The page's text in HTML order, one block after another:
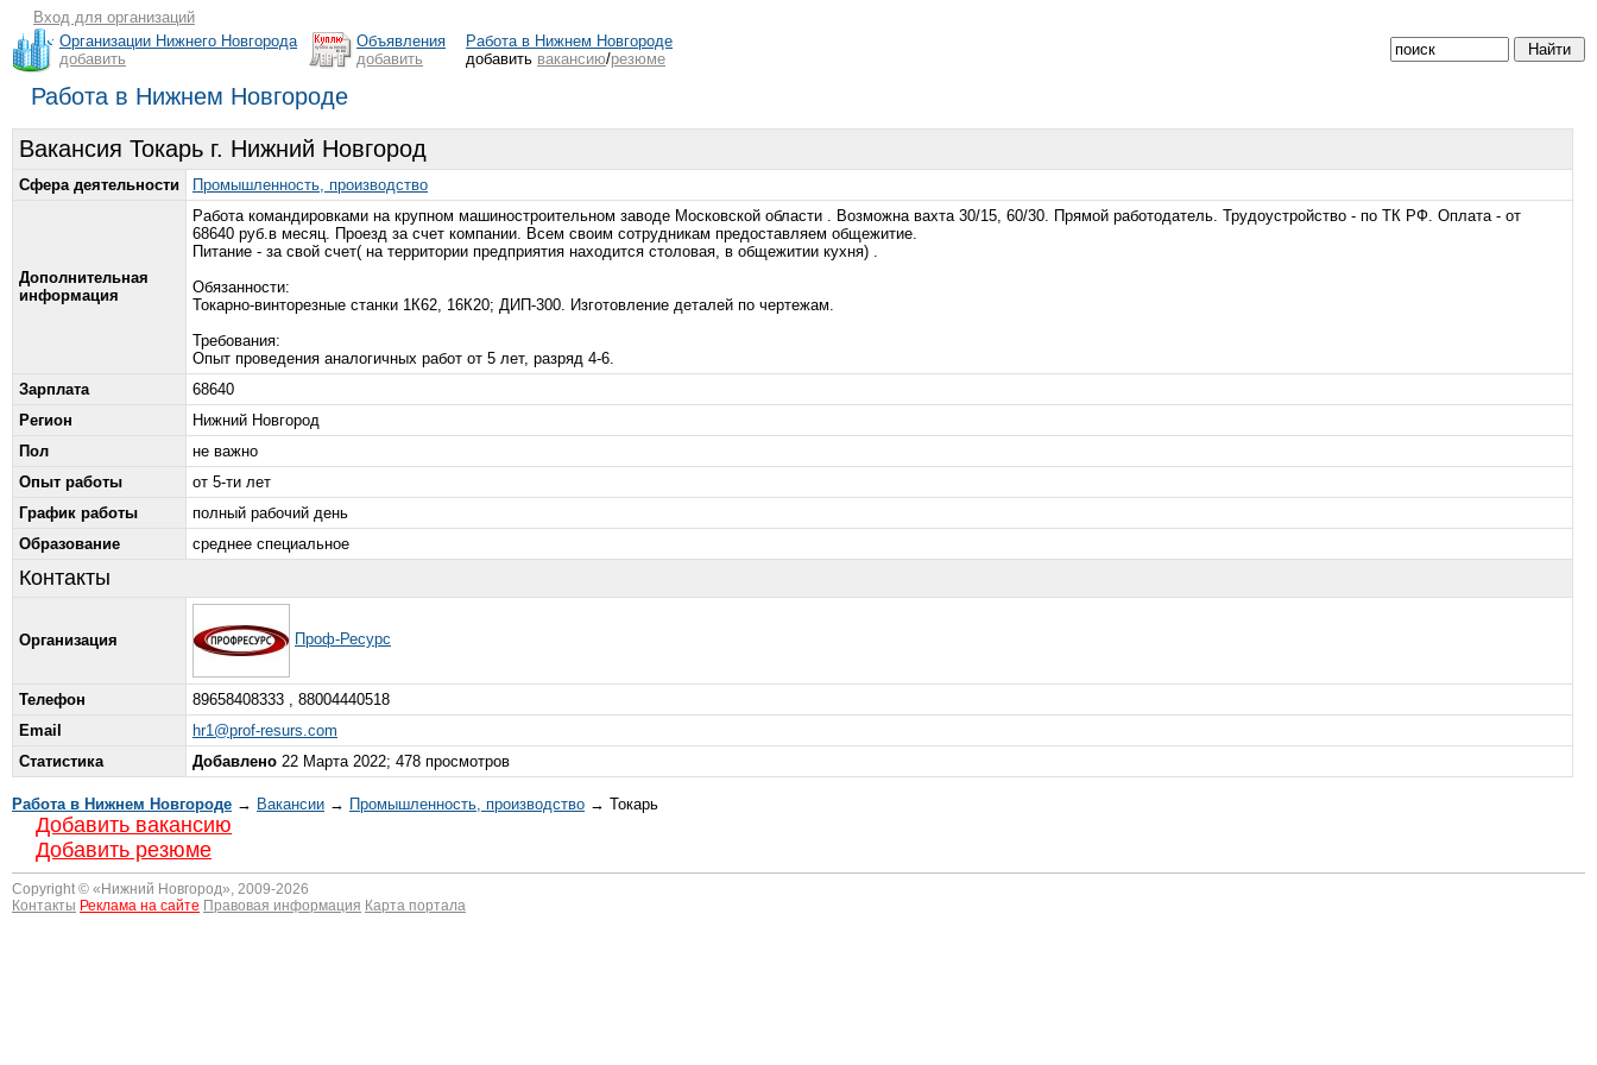
Вход для организаций
Организации Нижнего Новгорода
добавить
Объявления
добавить
Работа в Нижнем Новгороде
добавить вакансию/резюме
Работа в Нижнем Новгороде
Вакансия Токарь г. Нижний Новгород
Сфера деятельности Промышленность, производство
Дополнительная
информация
Работа командировками на крупном машиностроительном заводе Московской области . Возможна вахта 30/15, 60/30. Прямой работодатель. Трудоустройство - по ТК РФ. Оплата - от
68640 руб.в месяц. Проезд за счет компании. Всем своим сотрудникам предоставляем общежитие.
Питание - за свой счет( на территории предприятия находится столовая, в общежитии кухня) .
Обязанности:
Токарно-винторезные станки 1К62, 16К20; ДИП-300. Изготовление деталей по чертежам.
Требования:
Опыт проведения аналогичных работ от 5 лет, разряд 4-6.
Зарплата
68640
Регион
Нижний Новгород
Пол
не важно
Опыт работы
от 5-ти лет
График работы
полный рабочий день
Образование
среднее специальное
Контакты
Организация Проф-Ресурс
Телефон
89658408333 , 88004440518
Email
hr1@prof-resurs.com
Статистика
Добавлено 22 Марта 2022; 478 просмотров
Работа в Нижнем Новгороде → Вакансии → Промышленность, производство → Токарь
Добавить вакансию
Добавить резюме
Copyright © « Нижний Новгород», 2009-2026
Контакты Реклама на сайте Правовая информация Карта портала